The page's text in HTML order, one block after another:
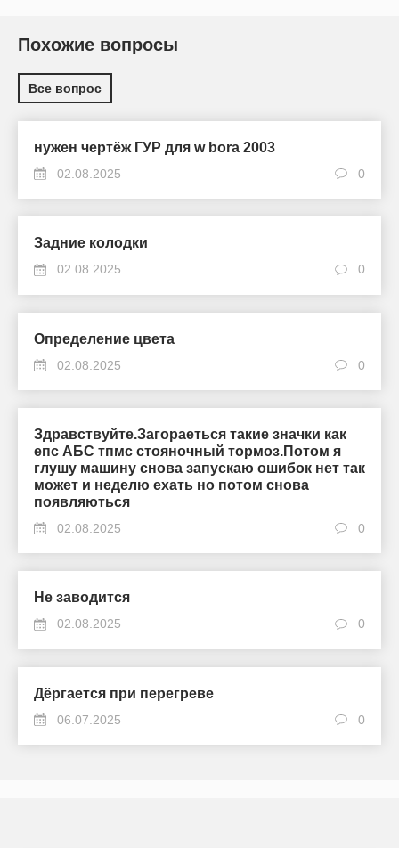
Похожие вопросы
Все вопрос
нужен чертёж ГУР для w bora 2003
02.08.2025 0
Задние колодки
02.08.2025 0
Определение цвета
02.08.2025 0
Здравствуйте.Загораеться такие значки как
епс АБС тпмс стояночный тормоз.Потом я
глушу машину снова запускаю ошибок нет так
может и неделю ехать но потом снова
появляються
02.08.2025 0
Не заводится
02.08.2025 0
Дёргается при перегреве
06.07.2025 0